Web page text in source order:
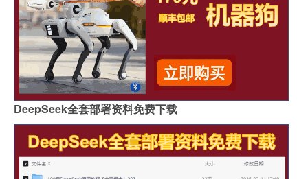
DeepSeek全套部署资料免费下载